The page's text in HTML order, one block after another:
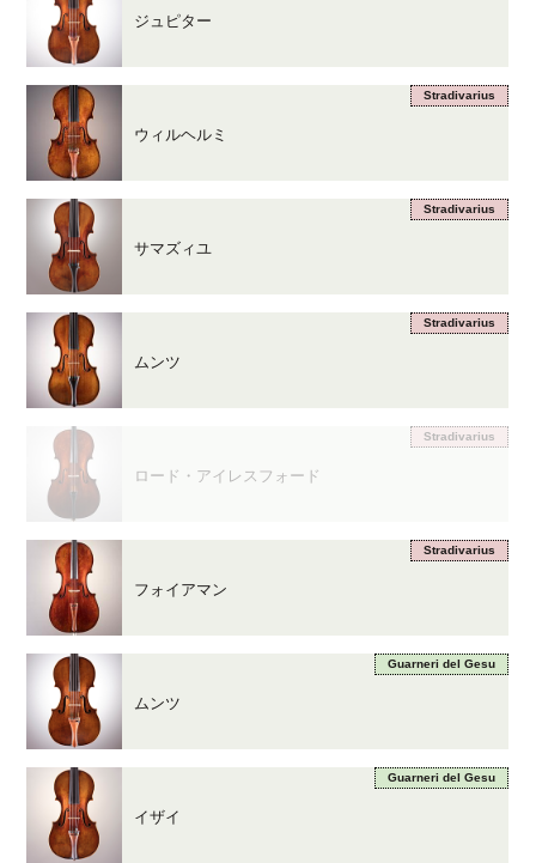
ジュピター
Stradivarius
ウィルヘルミ
Stradivarius
サマズィユ
Stradivarius
ムンツ
Stradivarius
ロード・アイレスフォード
Stradivarius
フォイアマン
Guarneri del Gesu
ムンツ
Guarneri del Gesu
イザイ